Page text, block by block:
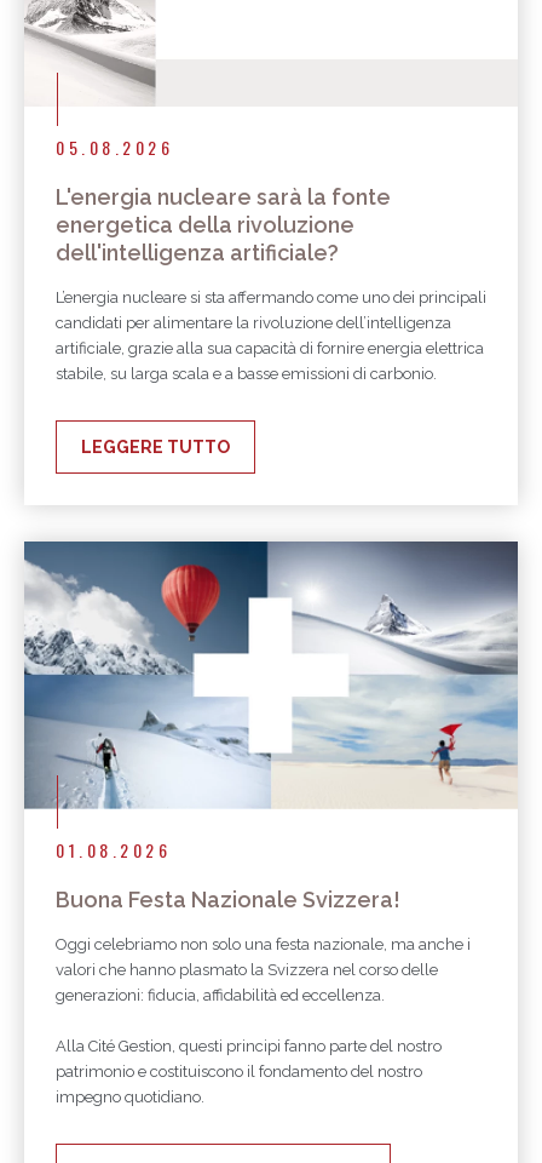
05.08.2026
L'energia nucleare sarà la fonte
energetica della rivoluzione
dell'intelligenza artificiale?
L’energia nucleare si sta affermando come uno dei principali
candidati per alimentare la rivoluzione dell’intelligenza
artificiale, grazie alla sua capacità di fornire energia elettrica
stabile, su larga scala e a basse emissioni di carbonio.
LEGGERE TUTTO
01.08.2026
Buona Festa Nazionale Svizzera!
Oggi celebriamo non solo una festa nazionale, ma anche i
valori che hanno plasmato la Svizzera nel corso delle
generazioni: fiducia, affidabilità ed eccellenza.
Alla Cité Gestion, questi principi fanno parte del nostro
patrimonio e costituiscono il fondamento del nostro
impegno quotidiano.